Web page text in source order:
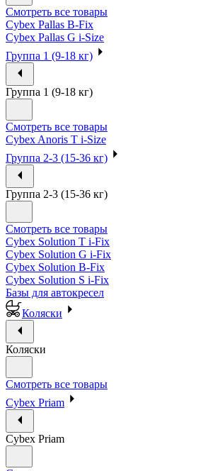
Смотреть все товары
Cybex Pallas B-Fix
Cybex Pallas G i-Size
Группа 1 (9-18 кг)
Группа 1 (9-18 кг)
Смотреть все товары
Cybex Anoris T i-Size
Группа 2-3 (15-36 кг)
Группа 2-3 (15-36 кг)
Смотреть все товары
Cybex Solution T i-Fix
Cybex Solution G i-Fix
Cybex Solution B-Fix
Cybex Solution S i-Fix
Базы для автокресел
Коляски
Коляски
Смотреть все товары
Cybex Priam
Cybex Priam